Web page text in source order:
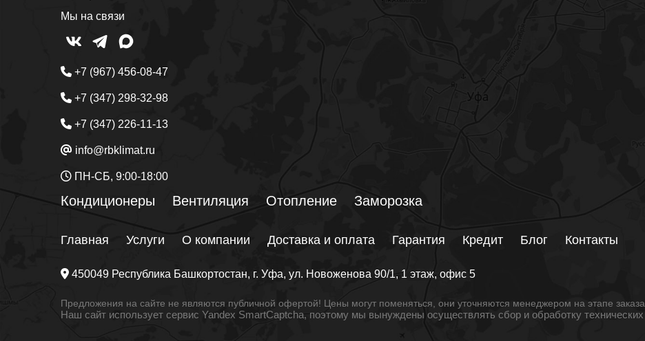
Мы на связи
+7 (967) 456-08-47
+7 (347) 298-32-98
+7 (347) 226-11-13
info@rbklimat.ru
ПН-СБ, 9:00-18:00
Кондиционеры Вентиляция Отопление Заморозка
Главная Услуги О компании Доставка и оплата Гарантия Кредит Блог Контакты
450049 Республика Башкортостан, г. Уфа, ул. Новоженова 90/1, 1 этаж, офис 5
Предложения на сайте не являются публичной офертой! Цены могут поменяться, они уточняются менеджером на этапе заказа.
Наш сайт использует сервис Yandex SmartCaptcha, поэтому мы вынуждены осуществлять сбор и обработку